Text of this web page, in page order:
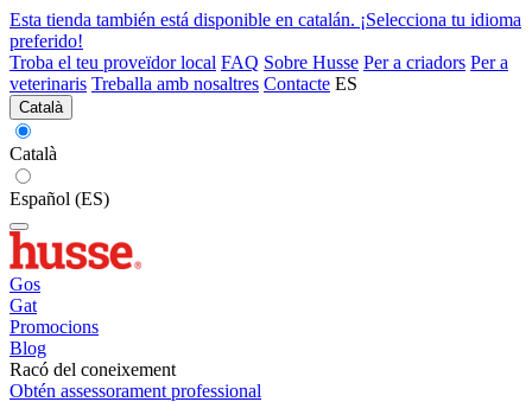
Esta tienda también está disponible en catalán. ¡Selecciona tu idioma
preferido!
Troba el teu proveïdor local FAQ Sobre Husse Per a criadors Per a
veterinaris Treballa amb nosaltres Contacte ES
Català
Català
Español (ES)
Gos
Gat
Promocions
Blog
Racó del coneixement
Obtén assessorament professional